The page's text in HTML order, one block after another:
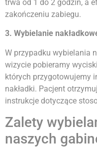
trwa od 1 do 2 godzin, a
zakończeniu zabiegu.
3. Wybielanie
W przypadku wybielania
wizycie pobieramy
których przygotowujemy
nakładki. Pacjent
instrukcje dotyczące
Zalety
naszych